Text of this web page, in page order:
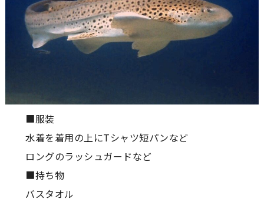
■服装
水着を着用の上にTシャツ短パンなど
ロングのラッシュガードなど
■持ち物
バスタオル